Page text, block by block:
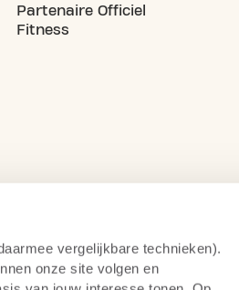
vergelijkbare technieken).
onze site volgen en
Partenaire Officiel
Fitness